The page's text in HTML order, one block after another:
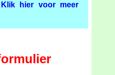
Klik hier voor meer